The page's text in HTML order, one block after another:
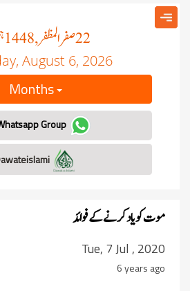
22صفر المظفر, 1448
August 6, 2026
Months
Join Whatsapp Group
موت کو یاد کرنے کے فوائد
Tue, 7 Jul , 2020
6 years ago